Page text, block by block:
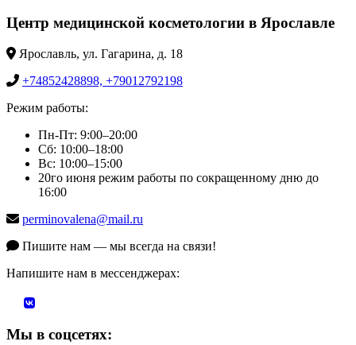
Центр медицинской косметологии в Ярославле
Ярославль, ул. Гагарина, д. 18
+74852428898, +79012792198
Режим работы:
Пн-Пт: 9:00–20:00
Сб: 10:00–18:00
Вс: 10:00–15:00
20го июня режим работы по сокращенному дню до
16:00
perminovalena@mail.ru
Пишите нам — мы всегда на связи!
Напишите нам в мессенджерах:
Мы в соцсетях: